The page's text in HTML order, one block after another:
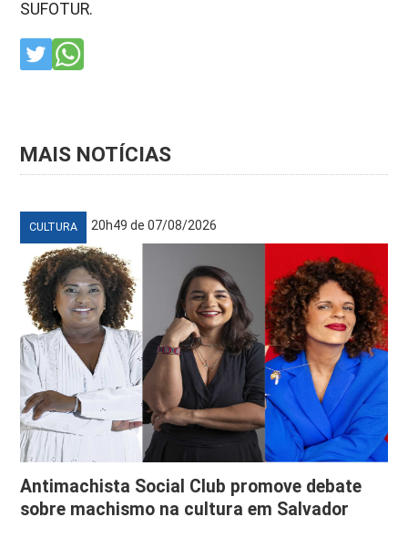
SUFOTUR.
MAIS NOTÍCIAS
CULTURA 20h49 de 07/08/2026
Antimachista Social Club promove debate
sobre machismo na cultura em Salvador